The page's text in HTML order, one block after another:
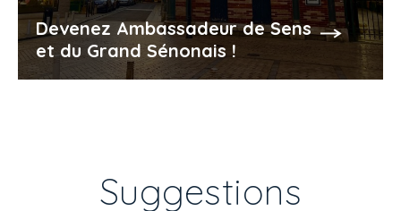
Devenez Ambassadeur de Sens
et du Grand Sénonais !
Suggestions